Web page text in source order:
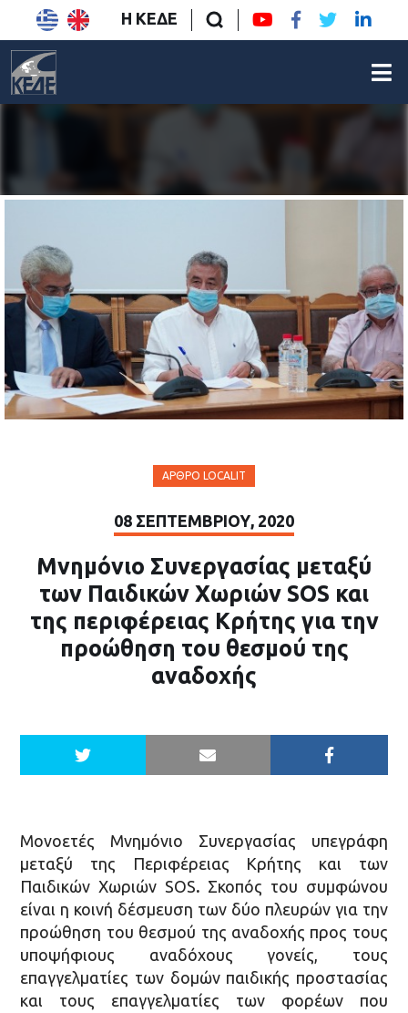
Η ΚΕΔΕ
ΆΡΘΡΟ LOCALIT
08 ΣΕΠΤΕΜΒΡΊΟΥ, 2020
Μνημόνιο Συνεργασίας μεταξύ
των Παιδικών Χωριών SOS και
της περιφέρειας Kρήτης για την
προώθηση του θεσμού της
αναδοχής
Μονοετές Μνημόνιο Συνεργασίας υπεγράφη
μεταξύ της Περιφέρειας Κρήτης και των
Παιδικών Χωριών SOS. Σκοπός του συμφώνου
είναι η κοινή δέσμευση των δύο πλευρών για την
προώθηση του θεσμού της αναδοχής προς τους
υποψήφιους αναδόχους γονείς, τους
επαγγελματίες των δομών παιδικής προστασίας
και τους επαγγελματίες των φορέων που